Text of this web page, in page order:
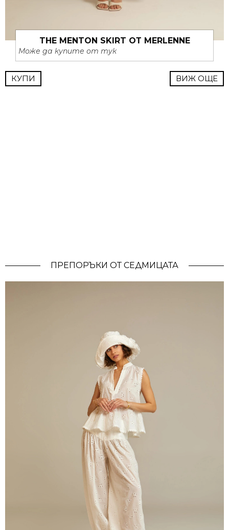
THE MENTON SKIRT ОТ MERLENNE
Може да купите от тук
КУПИ ВИЖ ОЩЕ
ПРЕПОРЪКИ ОТ СЕДМИЦАТА